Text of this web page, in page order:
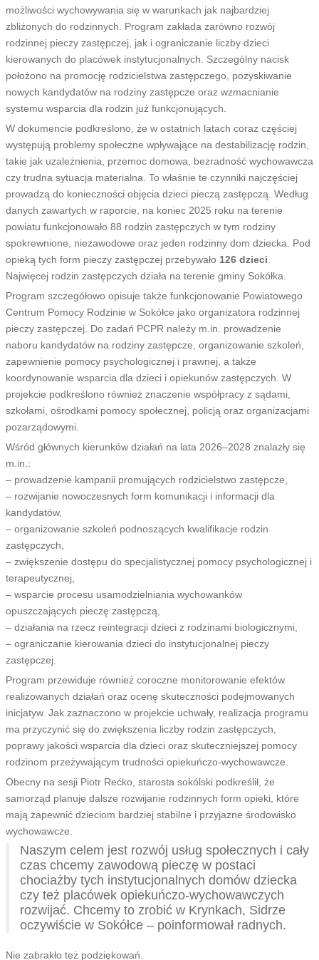
możliwości wychowywania się w warunkach jak najbardziej
zbliżonych do rodzinnych. Program zakłada zarówno rozwój
rodzinnej pieczy zastępczej, jak i ograniczanie liczby dzieci
kierowanych do placówek instytucjonalnych. Szczególny nacisk
położono na promocję rodzicielstwa zastępczego, pozyskiwanie
nowych kandydatów na rodziny zastępcze oraz wzmacnianie
systemu wsparcia dla rodzin już funkcjonujących.
W dokumencie podkreślono, że w ostatnich latach coraz częściej
występują problemy społeczne wpływające na destabilizację rodzin,
takie jak uzależnienia, przemoc domowa, bezradność wychowawcza
czy trudna sytuacja materialna. To właśnie te czynniki najczęściej
prowadzą do konieczności objęcia dzieci pieczą zastępczą. Według
danych zawartych w raporcie, na koniec 2025 roku na terenie
powiatu funkcjonowało 88 rodzin zastępczych w tym rodziny
spokrewnione, niezawodowe oraz jeden rodzinny dom dziecka. Pod
opieką tych form pieczy zastępczej przebywało 126 dzieci
Najwięcej rodzin zastępczych działa na terenie gminy Sokółka.
Program szczegółowo opisuje także funkcjonowanie Powiatowego
Centrum Pomocy Rodzinie w Sokółce jako organizatora rodzinnej
pieczy zastępczej. Do zadań PCPR należy m.in. prowadzenie
naboru kandydatów na rodziny zastępcze, organizowanie szkoleń,
zapewnienie pomocy psychologicznej i prawnej, a także
koordynowanie wsparcia dla dzieci i opiekunów zastępczych. W
projekcie podkreślono również znaczenie współpracy z sądami,
szkołami, ośrodkami pomocy społecznej, policją oraz organizacjami
pozarządowymi.
Wśród głównych kierunków działań na lata 2026–2028 znalazły się
m.in.:
– prowadzenie kampanii promujących rodzicielstwo zastępcze,
– rozwijanie nowoczesnych form komunikacji i informacji dla
kandydatów,
– organizowanie szkoleń podnoszących kwalifikacje rodzin
zastępczych,
– zwiększenie dostępu do specjalistycznej pomocy psychologicznej i
terapeutycznej,
– wsparcie procesu usamodzielniania wychowanków
opuszczających pieczę zastępczą,
– działania na rzecz reintegracji dzieci z rodzinami biologicznymi,
– ograniczanie kierowania dzieci do instytucjonalnej pieczy
zastępczej.
Program przewiduje również coroczne monitorowanie efektów
realizowanych działań oraz ocenę skuteczności podejmowanych
inicjatyw. Jak zaznaczono w projekcie uchwały, realizacja programu
ma przyczynić się do zwiększenia liczby rodzin zastępczych,
poprawy jakości wsparcia dla dzieci oraz skuteczniejszej pomocy
rodzinom przeżywającym trudności opiekuńczo-wychowawcze.
Obecny na sesji Piotr Rećko, starosta sokólski podkreślił, że
samorząd planuje dalsze rozwijanie rodzinnych form opieki, które
mają zapewnić dzieciom bardziej stabilne i przyjazne środowisko
wychowawcze.
Naszym celem jest rozwój usług społecznych i cały
czas chcemy zawodową pieczę w postaci
chociażby tych instytucjonalnych domów dziecka
czy też placówek opiekuńczo-wychowawczych
rozwijać. Chcemy to zrobić w Krynkach, Sidrze
oczywiście w Sokółce – poinformował radnych.
Nie zabrakło też podziękowań.